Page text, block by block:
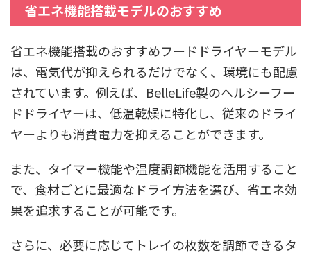
省エネ機能搭載モデルのおすすめ
省エネ機能搭載のおすすめフードドライヤーモデル
は、電気代が抑えられるだけでなく、環境にも配慮
されています。例えば、BelleLife製のヘルシーフー
ドドライヤーは、低温乾燥に特化し、従来のドライ
ヤーよりも消費電力を抑えることができます。
また、タイマー機能や温度調節機能を活用すること
で、食材ごとに最適なドライ方法を選び、省エネ効
果を追求することが可能です。
さらに、必要に応じてトレイの枚数を調節できるタ